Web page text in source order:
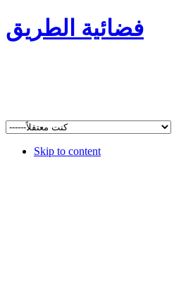
فضائية الطريق
Skip to content